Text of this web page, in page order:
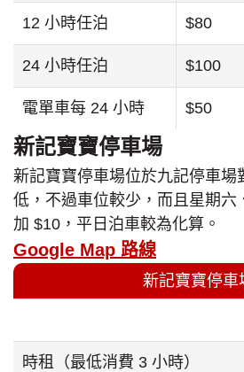
12 小時任泊 $80
24 小時任泊 $100
電單車每 24 小時 $50
新記寶寶停車場
新記寶寶停車場位於九記停車場
低，不過車位較少，而且星期六
加 $10，平日泊車較為化算。
Google Map 路線
新記寶寶停車
時租（最低消費 3 小時）